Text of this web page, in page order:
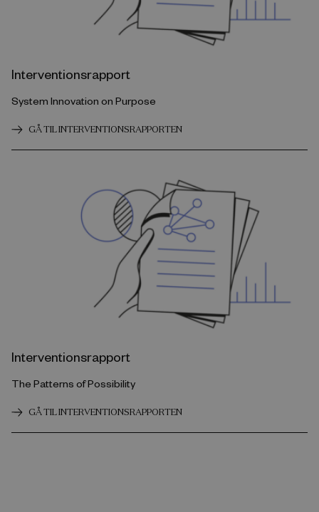
Interventionsrapport
System Innovation on Purpose
GÅ TIL INTERVENTIONSRAPPORTEN
Interventionsrapport
The Patterns of Possibility
GÅ TIL INTERVENTIONSRAPPORTEN